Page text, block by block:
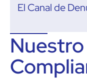
El Canal de